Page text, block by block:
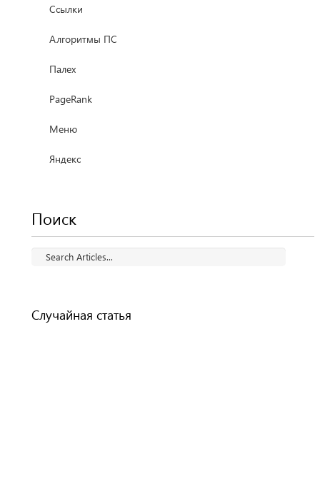
Ссылки
Алгоритмы ПС
Палех
PageRank
Меню
Яндекс
Поиск
Случайная статья